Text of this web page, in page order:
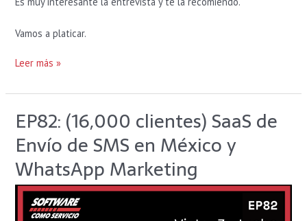
Vamos a platicar.
Leer más »
EP82: (16,000 clientes) SaaS de
Envío de SMS en México y
WhatsApp Marketing
EP82:
(16,000
clientes)
de
Envío
SMS